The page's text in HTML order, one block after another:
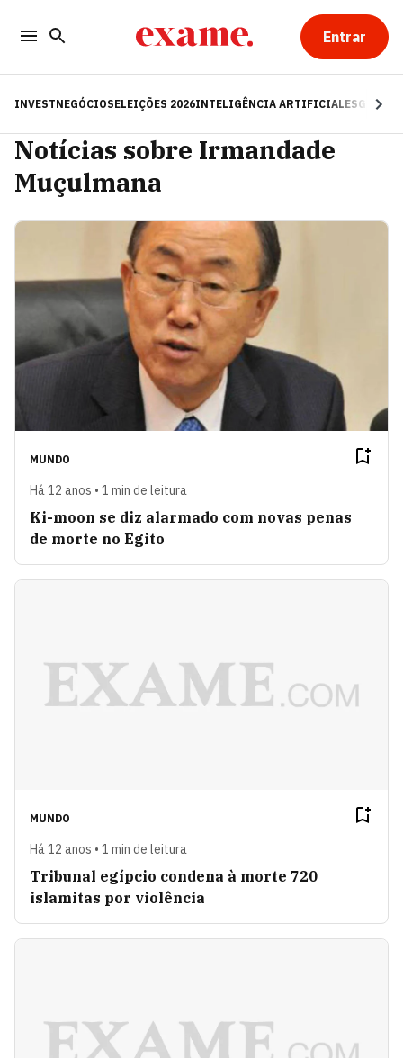
Entrar
INVESTNEGÓCIOSELEIÇÕES 2026INTELIGÊNCIA ARTIFICIALESG
Notícias sobre Irmandade
Muçulmana
MUNDO
Há 12 anos • 1 min de leitura
Ki-moon se diz alarmado com novas penas
de morte no Egito
MUNDO
Há 12 anos • 1 min de leitura
Tribunal egípcio condena à morte 720
islamitas por violência